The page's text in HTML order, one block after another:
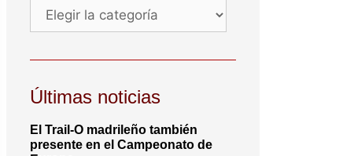
Últimas noticias
El Trail-O madrileño también
presente en el Campeonato de